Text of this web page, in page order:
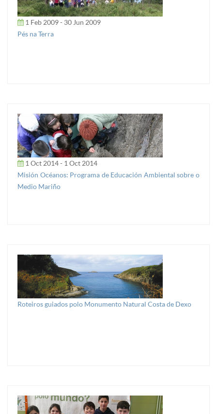
1 Feb 2009 - 30 Jun 2009
Pés na Terra
1 Oct 2014 - 1 Oct 2014
Misión Océanos: Programa de Educación Ambiental sobre o
Medio Mariño
Roteiros guiados polo Monumento Natural Costa de Dexo